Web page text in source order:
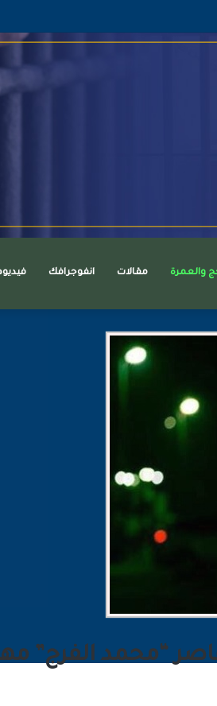
والعمرة مقالات انفوجرافك
“محمد الفرج”